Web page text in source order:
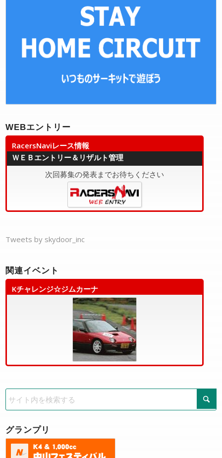
WEBエントリー
RacersNaviレース情報
ＷＥＢエントリー＆リザルト管理
次回募集の発表までお待ちください
Tweets by skydoor_inc
関連イベント
Kチャレンジ☆ジムカーナ
グランプリ